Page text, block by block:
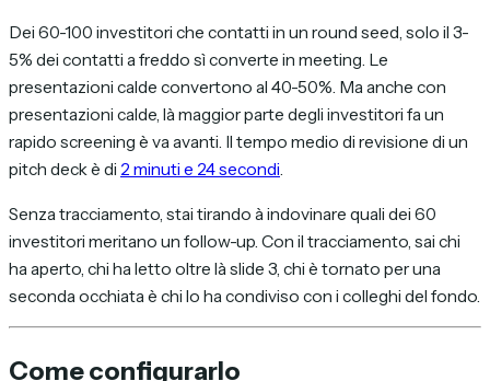
Dei 60-100 investitori che contatti in un round seed, solo il 3-
5% dei contatti a freddo sì converte in meeting. Le
presentazioni calde convertono al 40-50%. Ma anche con
presentazioni calde, là maggior parte degli investitori fa un
rapido screening è va avanti. Il tempo medio di revisione di un
pitch deck è di 2 minuti e 24 secondi.
Senza tracciamento, stai tirando à indovinare quali dei 60
investitori meritano un follow-up. Con il tracciamento, sai chi
ha aperto, chi ha letto oltre là slide 3, chi è tornato per una
seconda occhiata è chi lo ha condiviso con i colleghi del fondo.
Come configurarlo